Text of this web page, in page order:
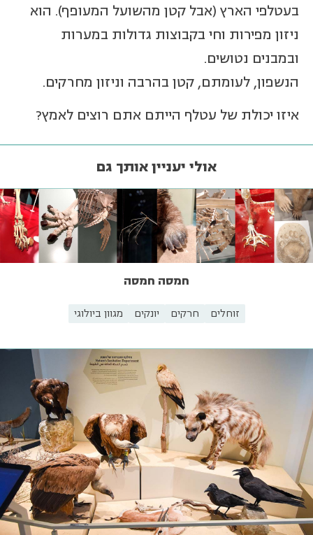
בעטלפי הארץ (אבל קטן מהשועל המעופף). הוא
ניזון מפירות וחי בקבוצות גדולות במערות
ובמבנים נטושים.
הנשפון, לעומתם, קטן בהרבה וניזון מחרקים.
איזו יכולת של עטלף הייתם אתם רוצים לאמץ?
אולי יעניין אותך גם
חמסה חמסה
זוחלים חרקים יונקים מגוון ביולוגי